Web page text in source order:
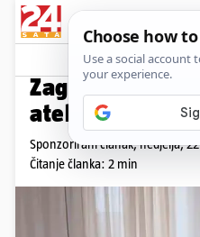
Zagreb je
atelje nove
Sponzorirani članak,nedjelja,
Čitanje članka: 2 min